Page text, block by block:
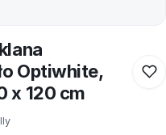
Optiwhite,
x 120 cm